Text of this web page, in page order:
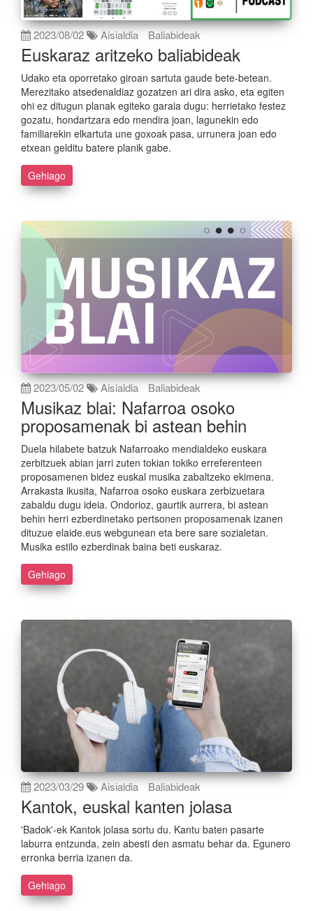
2023/08/02 Aisialdia Baliabideak
Euskaraz aritzeko baliabideak
Udako eta oporretako giroan sartuta gaude bete-betean.
Merezitako atsedenaldiaz gozatzen ari dira asko, eta egiten
ohi ez ditugun planak egiteko garaia dugu: herrietako festez
gozatu, hondartzara edo mendira joan, lagunekin edo
familiarekin elkartuta une goxoak pasa, urrunera joan edo
etxean gelditu batere planik gabe.
Gehiago
2023/05/02 Aisialdia Baliabideak
Musikaz blai: Nafarroa osoko
proposamenak bi astean behin
Duela hilabete batzuk Nafarroako mendialdeko euskara
zerbitzuek abian jarri zuten tokian tokiko erreferenteen
proposamenen bidez euskal musika zabaltzeko ekimena.
Arrakasta ikusita, Nafarroa osoko euskara zerbizuetara
zabaldu dugu ideia. Ondorioz, gaurtik aurrera, bi astean
behin herri ezberdinetako pertsonen proposamenak izanen
dituzue elaide.eus webgunean eta bere sare sozialetan.
Musika estilo ezberdinak baina beti euskaraz.
Gehiago
2023/03/29 Aisialdia Baliabideak
Kantok, euskal kanten jolasa
'Badok'-ek Kantok jolasa sortu du. Kantu baten pasarte
laburra entzunda, zein abesti den asmatu behar da. Egunero
erronka berria izanen da.
Gehiago